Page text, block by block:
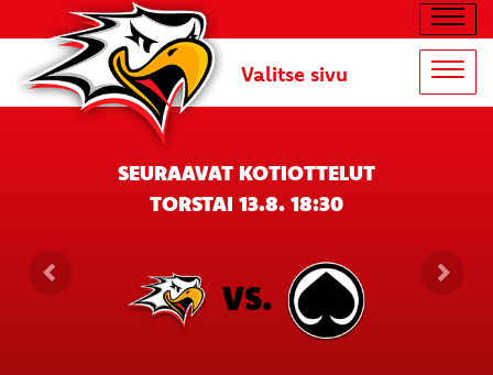
Valitse sivu
SEURAAVAT KOTIOTTELUT
TORSTAI 13.8. 18:30
VS.